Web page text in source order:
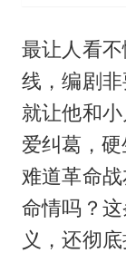
最让人看
线，编剧
就让他和
爱纠葛，硬
难道革命
命情吗？
义，还彻